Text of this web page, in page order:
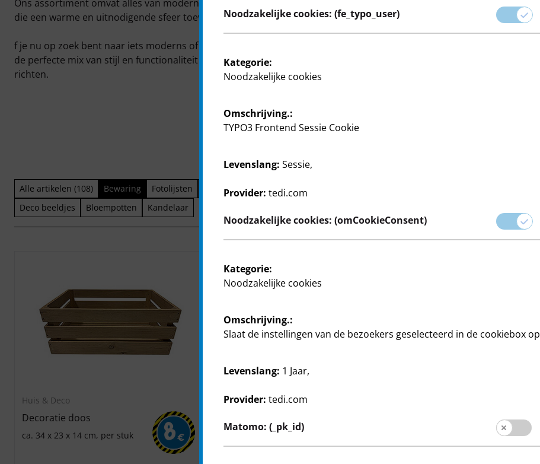
Ons assortiment omvat alles van moderne woonaccessoires tot seizoensdecoraties
die een warme en uitnodigende sfeer toevoegen aan elke kamer.
f je nu op zoek bent naar iets moderns of iets traditioneels, onze producten bieden
de perfecte mix van stijl en functionaliteit om je huis helemaal naar jouw smaak in te
richten.
Alle artikelen (108) Bewaring Fotolijsten Geurverspreider Woontextiel
Deco beeldjes
Bloempotten Kandelaar
Huis & Deco
Decoratie doos
ca. 34 x 23 x 14 cm, per stuk 8 €
Huis & Deco
ca. 20 x 16 x 13,5 cm, per
stuk
verschillende ontwerpen,
Noodzakelijke cookies: (fe_typo_user)
Kategorie:
Noodzakelijke cookies
Omschrijving.:
TYPO3 Frontend Sessie Cookie
Levenslang: Sessie,
Provider: tedi.com
Noodzakelijke cookies: (omCookieConsent)
Kategorie:
Noodzakelijke cookies
Omschrijving.:
Slaat de instellingen van de bezoekers geselecteerd in de cookiebox op
Levenslang: 1 Jaar,
Provider: tedi.com
Matomo: (_pk_id)